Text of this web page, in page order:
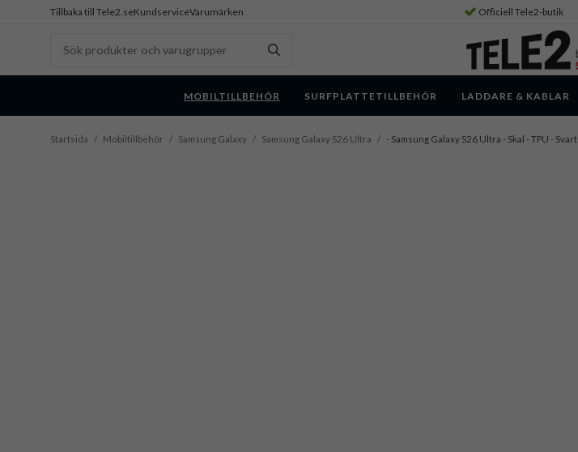
Tillbaka till Tele2.seKundserviceVarumärken Officiell Tele2-butik
MOBILTILLBEHÖR SURFPLATTETILLBEHÖR LADDARE & KABLAR
Startsida / Mobiltillbehör / Samsung Galaxy / Samsung Galaxy S26 Ultra / - Samsung Galaxy S26 Ultra - Skal - TPU - Svart